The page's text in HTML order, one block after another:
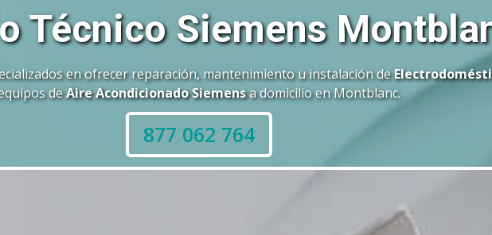
Técnico Siemens
en ofrecer reparación, mantenimiento u instalación de
deAire Acondicionado Siemensa domicilio en Montblanc.
877 062 764